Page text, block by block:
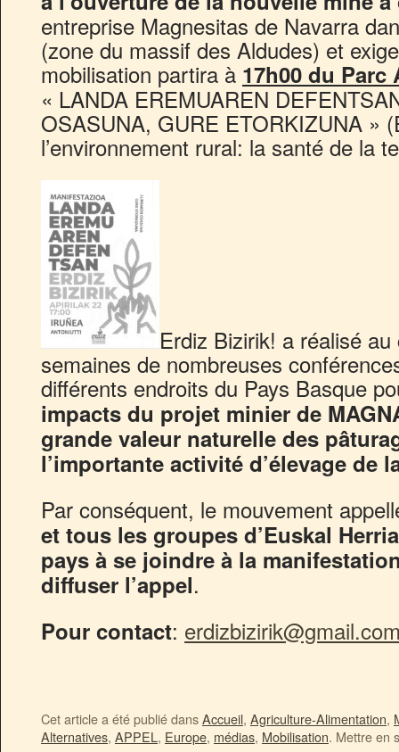
entreprise Magnesitas de Navarra
(zone du massif des Aldudes) et
mobilisation partira à 17h00 du
« LANDA EREMUAREN
OSASUNA, GURE ETORKIZUNA »
l’environnement rural: la santé de la
Erdiz Bizirik! a réalisé
semaines de nombreuses
différents endroits du Pays Basque
impacts du projet minier de
grande valeur naturelle des
l’importante activité d’élevage de
Par conséquent, le mouvement
et tous les groupes d’Euskal
pays à se joindre à la
diffuser l’appel.
Pour contact:
Cet article a été publié dansAccueil, Agriculture-Alimentation,
Alternatives, APPEL, Europe, médias, Mobilisation. Mettre en